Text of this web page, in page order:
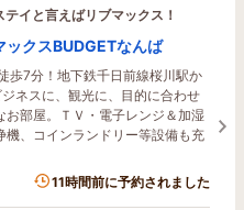
イと言えばリブマックス！
ックスBUDGETなんば
歩7分！地下鉄千日前線桜川駅か
ネスに、観光に、目的に合わせ
お部屋。ＴＶ・電子レンジ＆加湿
機、コインランドリー等設備も充
11時間前に予約されました